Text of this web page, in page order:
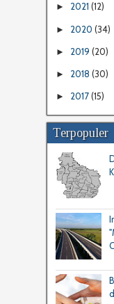
► 2021 (12)
► 2020 (34)
► 2019 (20)
► 2018 (30)
► 2017(15)
Terpopuler